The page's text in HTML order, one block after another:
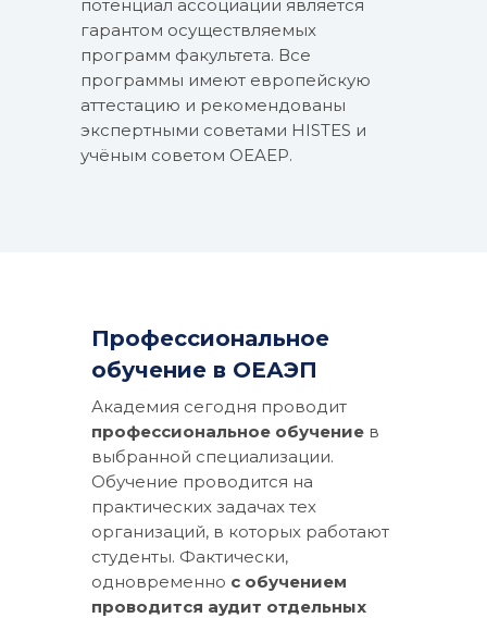
потенциал ассоциации является
гарантом осуществляемых
программ факультета. Все
программы имеют европейскую
аттестацию и рекомендованы
экспертными советами HISTES и
учёным советом OEAEP.
Профессиональное
обучение в ОЕАЭП
Академия сегодня проводит
профессиональное обучение в
выбранной специализации.
Обучение проводится на
практических задачах тех
организаций, в которых работают
студенты. Фактически,
одновременно с обучением
проводится аудит отдельных